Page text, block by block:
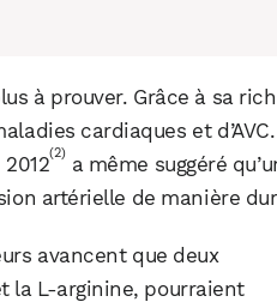
à prouver. Grâce à sa
cardiaques et
(2) a même suggéré
artérielle de manière
avancent que deux
la L-arginine, pourraient